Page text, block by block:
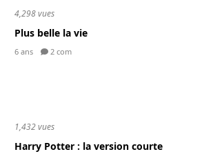
4,298 vues
Plus belle la vie
6 ans 2 com
1,432 vues
Harry Potter : la version courte